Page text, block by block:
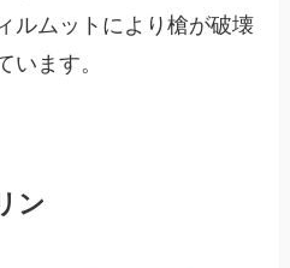
ルムットにより槍が破壊
います。
ン